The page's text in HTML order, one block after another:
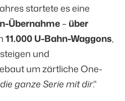
startete es eine
Übernahme– über
11.000 U-Bahn-Waggons,
und
um zärtliche One-
ganze Serie mit dir."